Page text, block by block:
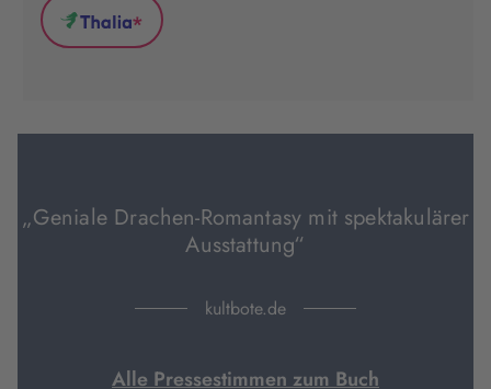
in
neuem
Thalia
Tab
*
„Geniale Drachen-Romantasy mit spektakulärer
Ausstattung“
kultbote.de
Alle Pressestimmen zum Buch